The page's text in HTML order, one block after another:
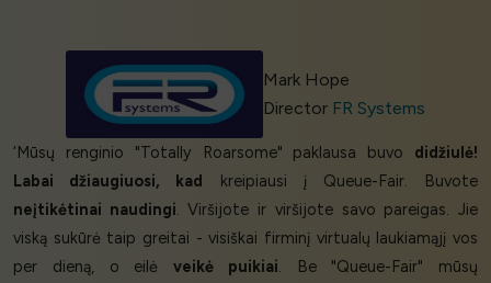
Mark Hope
Director FR Systems
‘Mūsų renginio "Totally Roarsome" paklausa buvo didžiulė!
Labai džiaugiuosi, kad kreipiausi į Queue-Fair. Buvote
neįtikėtinai naudingi. Viršijote ir viršijote savo pareigas. Jie
viską sukūrė taip greitai - visiškai firminį virtualų laukiamąjį vos
per dieną, o eilė veikė puikiai. Be "Queue-Fair" mūsų